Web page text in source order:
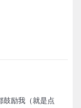
鼓励我（就是点